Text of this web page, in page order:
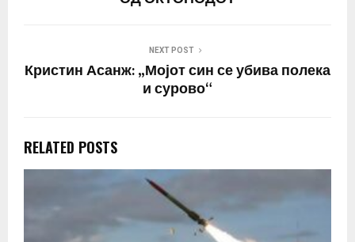
NEXT POST
Кристин Асанж: „Мојот син се убива полека
и сурово“
RELATED POSTS